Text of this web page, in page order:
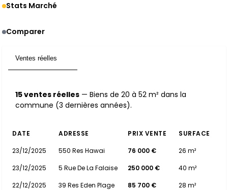
Stats Marché
Comparer
Ventes réelles
15 ventes réelles — Biens de 20 à 52 m² dans la
commune (3 dernières années).
DATE ADRESSE PRIX VENTE
SURFACE
23/12/2025
550 Res Hawai 76 000 €
26 m²
23/12/2025
5 Rue De La Falaise 250 000 €
40 m²
22/12/2025
39 Res Eden Plage 85 700 €
28 m²